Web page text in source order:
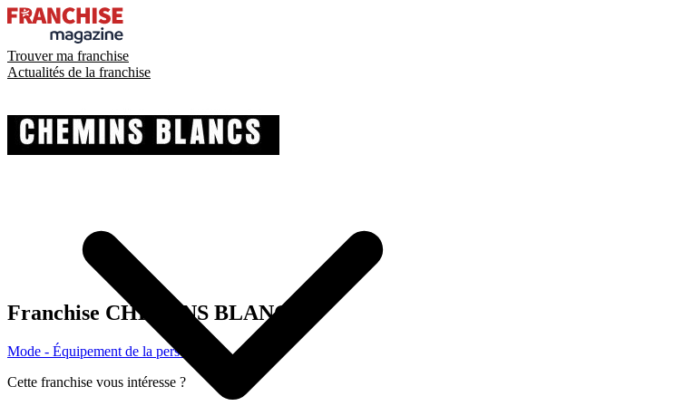
Trouver ma franchise
Actualités de la franchise
Franchise CHEMINS BLANCS
Mode - Équipement de la personne
Cette franchise vous intéresse ?